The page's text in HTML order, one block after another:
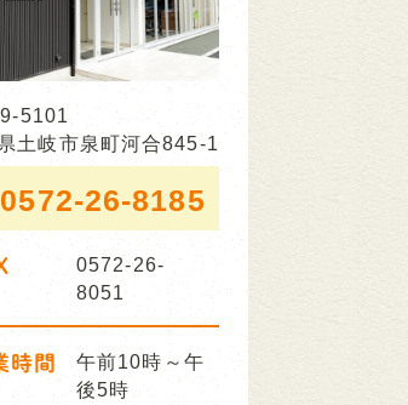
5101
土岐市泉町河合845-1
0572-26-8185
0572-26-
8051
時間
午前10時～午
後5時